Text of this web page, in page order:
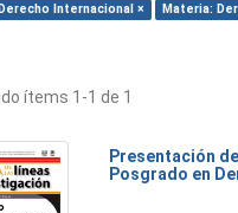
Internacional ×
Materia:
ítems 1-1 de 1
Presentación
Posgrado en